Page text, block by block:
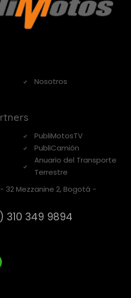
Nosotros
PubliMotosTV
PubliCamión
Anuario del Transporte
Terrestre
32 Mezzanine 2, Bogotá -
310 349 9894